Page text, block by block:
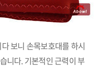
보니 손목보호대를 하시
니다. 기본적인 근력이 부